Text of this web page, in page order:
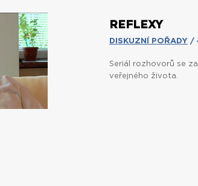
REFLEXY
DISKUZNÍ POŘADY /
Seriál rozhovorů se
veřejného života.